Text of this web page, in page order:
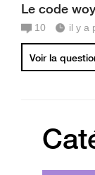
Le code
10 il y a
Voir la